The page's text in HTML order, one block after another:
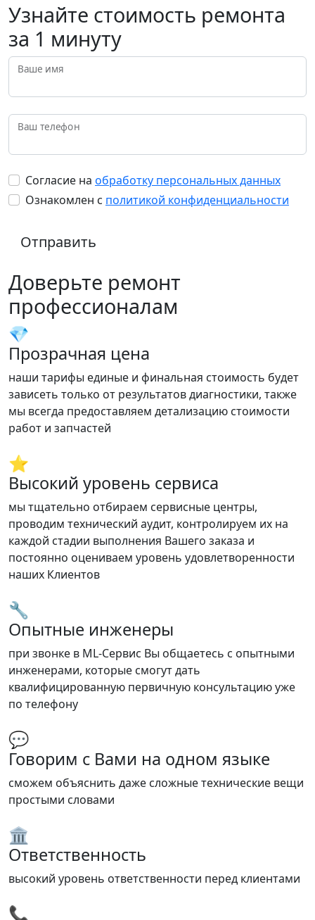
Узнайте стоимость ремонта
за 1 минуту
Ваше имя
Ваш телефон
Согласие на обработку персональных данных
Ознакомлен с политикой конфиденциальности
Отправить
Доверьте ремонт
профессионалам
💎
Прозрачная цена
наши тарифы единые и финальная стоимость будет
зависеть только от результатов диагностики, также
мы всегда предоставляем детализацию стоимости
работ и запчастей
⭐
Высокий уровень сервиса
мы тщательно отбираем сервисные центры,
проводим технический аудит, контролируем их на
каждой стадии выполнения Вашего заказа и
постоянно оцениваем уровень удовлетворенности
наших Клиентов
🔧
Опытные инженеры
при звонке в ML-Сервис Вы общаетесь с опытными
инженерами, которые смогут дать
квалифицированную первичную консультацию уже
по телефону
💬
Говорим с Вами на одном языке
сможем объяснить даже сложные технические вещи
простыми словами
🏛️
Ответственность
высокий уровень ответственности перед клиентами
📞